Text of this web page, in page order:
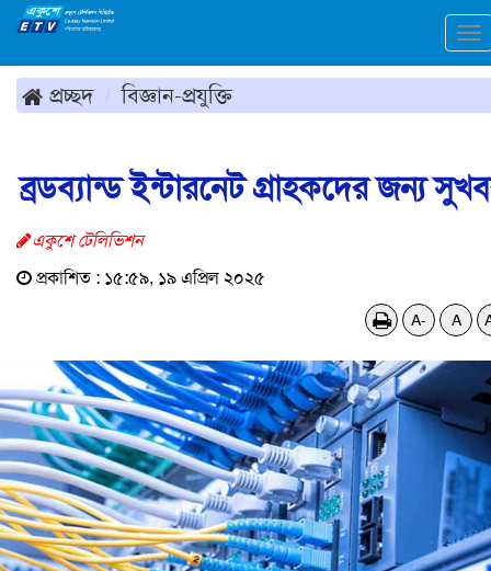
প্রচ্ছদ বিজ্ঞান-প্রযুক্তি
ব্রডব্যান্ড ইন্টারনেট গ্রাহকদের জন্য
একুশে টেলিভিশন
প্রকাশিত : ১৫:৫৯, ১৯ এপ্রিল ২০২৫
A- A